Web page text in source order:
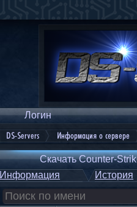
Логин
DS-Servers Информация о сервере
Скачать Counter-
Информация
История